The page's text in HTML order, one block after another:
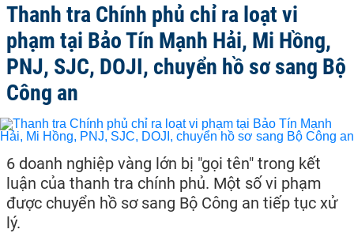
Thanh tra Chính phủ chỉ ra loạt vi
phạm tại Bảo Tín Mạnh Hải, Mi Hồng,
PNJ, SJC, DOJI, chuyển hồ sơ sang Bộ
Công an
6 doanh nghiệp vàng lớn bị "gọi tên" trong kết
luận của thanh tra chính phủ. Một số vi phạm
được chuyển hồ sơ sang Bộ Công an tiếp tục xử
lý.